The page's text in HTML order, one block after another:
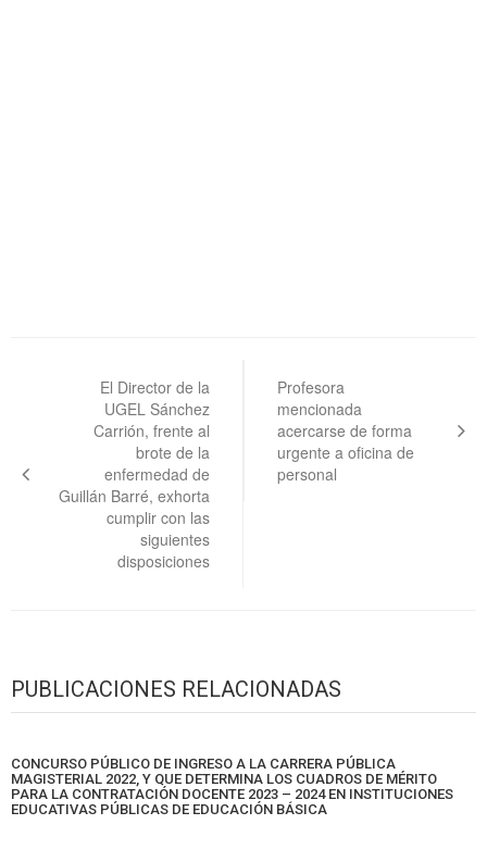
entradas
El Director de la
UGEL Sánchez
Carrión, frente al
brote de la
enfermedad de
Guillán Barré, exhorta
cumplir con las
siguientes
disposiciones
Profesora
mencionada
acercarse de forma
urgente a oficina de
personal
PUBLICACIONES RELACIONADAS
CONCURSO PÚBLICO DE INGRESO A LA CARRERA PÚBLICA
MAGISTERIAL 2022, Y QUE DETERMINA LOS CUADROS DE MÉRITO
PARA LA CONTRATACIÓN DOCENTE 2023 – 2024 EN INSTITUCIONES
EDUCATIVAS PÚBLICAS DE EDUCACIÓN BÁSICA